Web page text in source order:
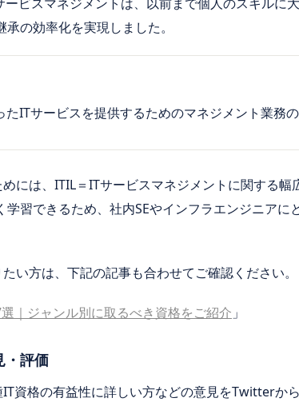
の効率化を実現しました。
ITサービスを提供するためのマネジメント業務の
には、ITIL＝ITサービスマネジメントに関する
習できるため、社内SEやインフラエンジニアに
い方は、下記の記事も合わせてご確認ください。
｜ジャンル別に取るべき資格をご紹介 」
・評価
資格の有益性に詳しい方などの意見をTwitterか